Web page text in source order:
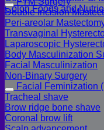
Colon Foods and
Double incision
Peri-areolar
Transvaginal
Laparoscopic
Body Masculinization
Facial Masculinization
Non-Binary Surgery
Facial Feminization
Tracheal shave
Brow ridge bone shave
Coronal brow lift